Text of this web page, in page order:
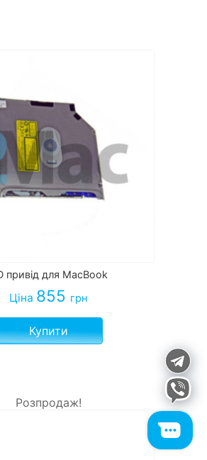
привід для MacBook
Ціна 855 грн
Купити
Розпродаж!